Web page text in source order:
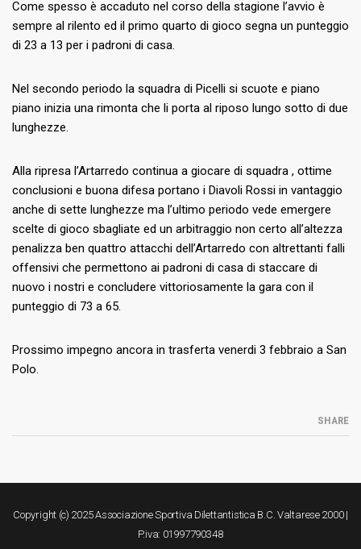
Come spesso è accaduto nel corso della stagione l’avvio è
sempre al rilento ed il primo quarto di gioco segna un punteggio
di 23 a 13 per i padroni di casa.
Nel secondo periodo la squadra di Picelli si scuote e piano
piano inizia una rimonta che li porta al riposo lungo sotto di due
lunghezze.
Alla ripresa l’Artarredo continua a giocare di squadra , ottime
conclusioni e buona difesa portano i Diavoli Rossi in vantaggio
anche di sette lunghezze ma l’ultimo periodo vede emergere
scelte di gioco sbagliate ed un arbitraggio non certo all’altezza
penalizza ben quattro attacchi dell’Artarredo con altrettanti falli
offensivi che permettono ai padroni di casa di staccare di
nuovo i nostri e concludere vittoriosamente la gara con il
punteggio di 73 a 65.
Prossimo impegno ancora in trasferta venerdi 3 febbraio a San
Polo.
SHARE
Copyright (c) 2025 Associazione Sportiva Dilettantistica B.C. Valtarese 2000 |
P.iva: 01997790348